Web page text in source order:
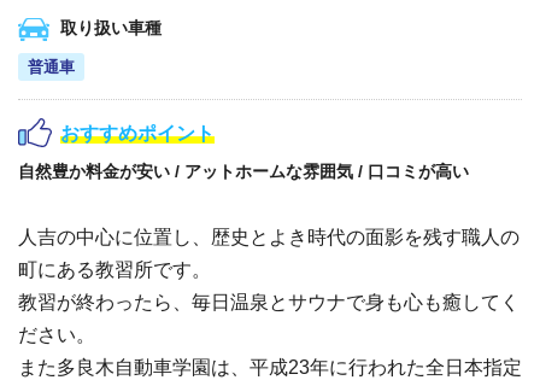
取り扱い車種
普通車
おすすめポイント
自然豊か料金が安い / アットホームな雰囲気 / 口コミが高い
人吉の中心に位置し、歴史とよき時代の面影を残す職人の
町にある教習所です。
教習が終わったら、毎日温泉とサウナで身も心も癒してく
ださい。
また多良木自動車学園は、平成23年に行われた全日本指定